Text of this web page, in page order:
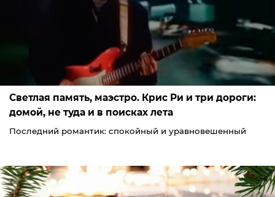
Светлая память, маэстро. Крис Ри и три дороги:
домой, не туда и в поисках лета
Последний романтик: спокойный и уравновешенный